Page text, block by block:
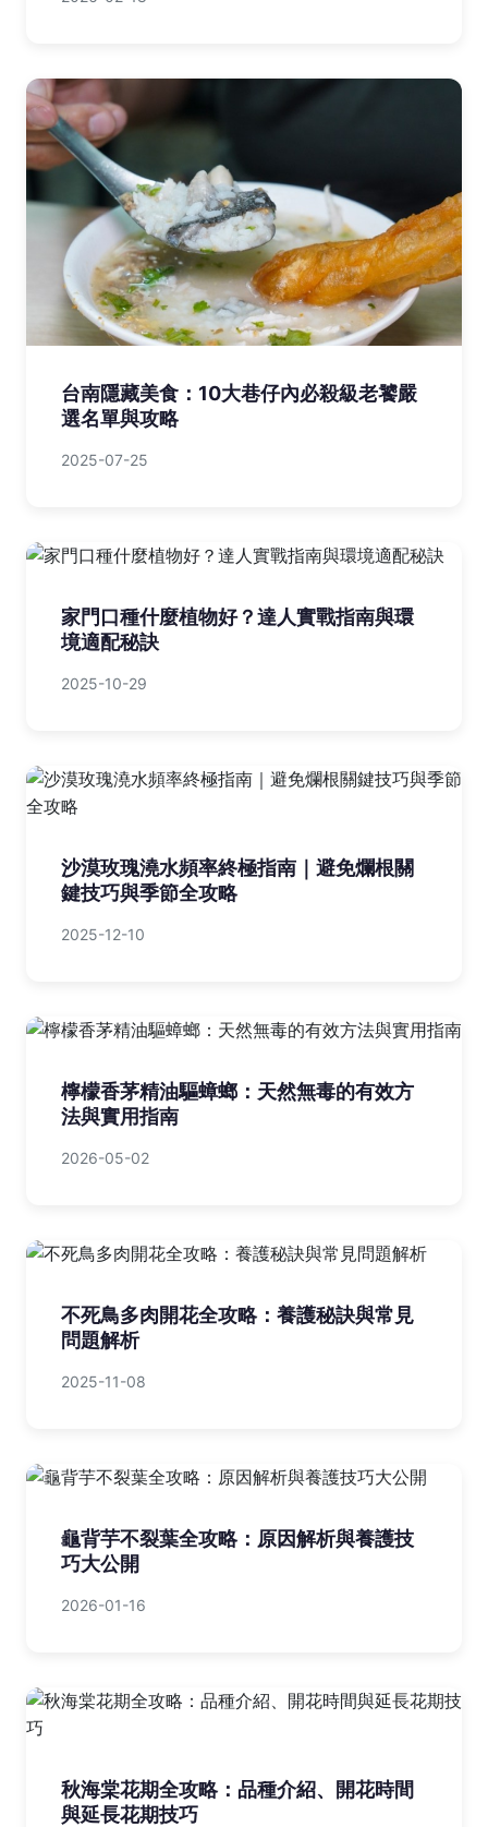
台南隱藏美食：10大巷仔內必殺級老饕嚴
選名單與攻略
2025-07-25
家門口種什麼植物好？達人實戰指南與環
境適配秘訣
2025-10-29
沙漠玫瑰澆水頻率終極指南｜避免爛根關
鍵技巧與季節全攻略
2025-12-10
檸檬香茅精油驅蟑螂：天然無毒的有效方
法與實用指南
2026-05-02
不死鳥多肉開花全攻略：養護秘訣與常見
問題解析
2025-11-08
龜背芋不裂葉全攻略：原因解析與養護技
巧大公開
2026-01-16
秋海棠花期全攻略：品種介紹、開花時間
與延長花期技巧